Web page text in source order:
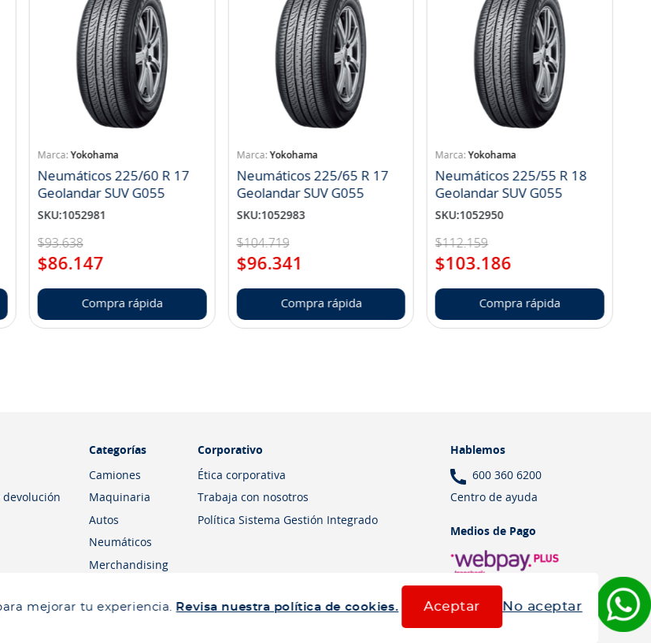
mejorar tu experiencia. Revisa nuestra política de cookies. Aceptar No aceptar
Yokohama
Neumáticos 225/60 R 17
Geolandar SUV G055
SKU:1052981
$93.638
$86.147
Compra rápida
Yokohama
Neumáticos 225/65 R 17
Geolandar SUV G055
SKU:1052983
$104.719
$96.341
Compra rápida
Yokohama
Neumáticos 225/55 R 18
Geolandar SUV G055
SKU:1052950
$112.159
$103.186
Compra rápida
devolución
Categorías
Camiones
Maquinaria
Autos
Neumáticos
Merchandising
Corporativo
Ética corporativa
Trabaja con nosotros
Política Sistema Gestión Integrado
Hablemos
600 360 6200
Centro de ayuda
Medios de Pago
Términos y Condiciones Política de privacidad